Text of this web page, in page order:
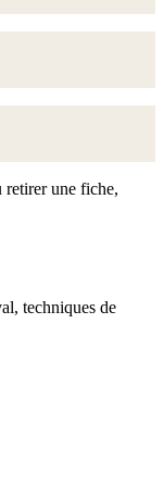
retirer une fiche,
techniques de